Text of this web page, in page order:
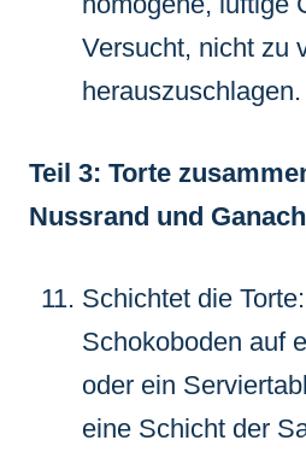
Versucht, nicht zu
herauszuschlagen.
Teil 3: Torte
Nussrand und
Schichtet die
Schokoboden auf
oder ein
eine Schicht der